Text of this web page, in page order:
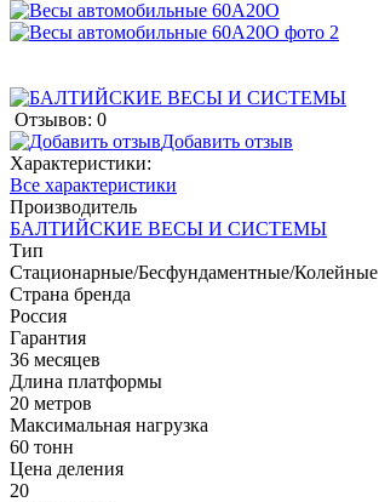
Отзывов: 0
Добавить отзыв
Характеристики:
Все характеристики
Производитель
БАЛТИЙСКИЕ ВЕСЫ И СИСТЕМЫ
Тип
Стационарные/Бесфундаментные/Колейные
Страна бренда
Россия
Гарантия
36 месяцев
Длина платформы
20 метров
Максимальная нагрузка
60 тонн
Цена деления
20